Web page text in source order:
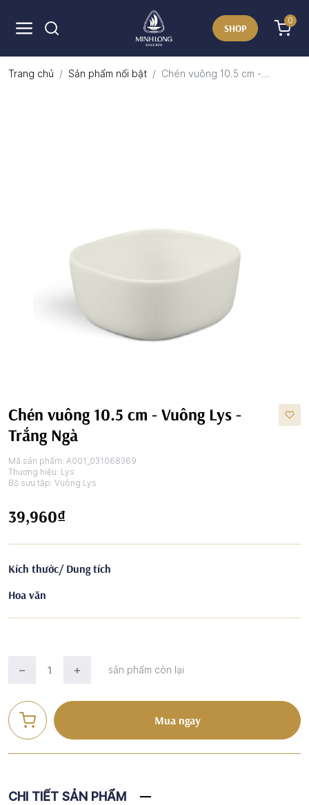
SHOP
0
Trang chủ Sản phẩm nổi bật Chén vuông 10.5 cm -...
Chén vuông 10.5 cm - Vuông Lys -
Trắng Ngà
Mã sản phẩm: A001_031068369
Thương hiệu: Lys
Bộ sưu tập: Vuông Lys
39,960₫
Kích thước/ Dung tích
Hoa văn
sản phẩm còn lại
Mua ngay
CHI TIẾT SẢN PHẨM